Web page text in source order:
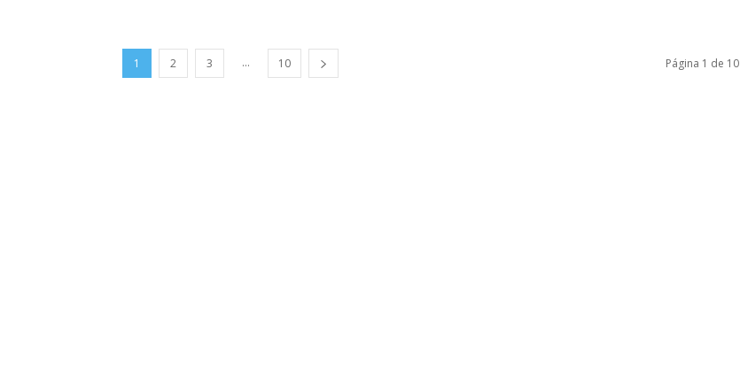
1 2 3 ... 10 Página 1 de 10